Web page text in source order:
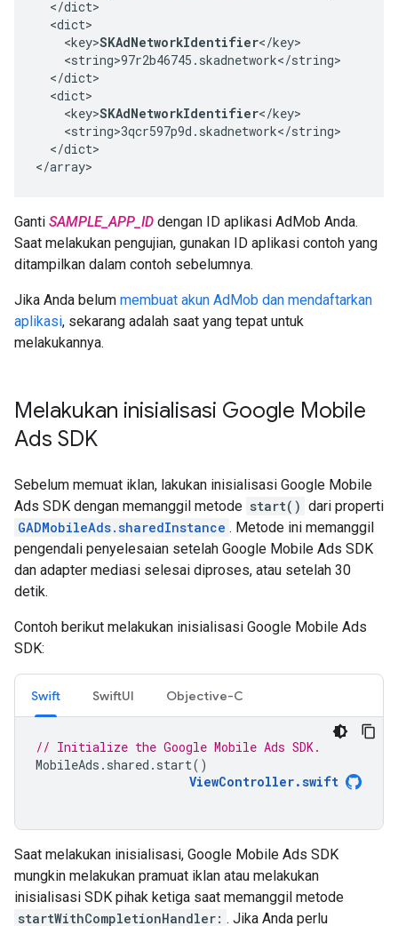
  </dict>
  <dict>
    <key>
SKAdNetworkIdentifier</key>
    <string>97r2b46745.skadnetwork</string>
  </dict>
  <dict>
    <key>
SKAdNetworkIdentifier</key>
    <string>3qcr597p9d.skadnetwork</string>
  </dict>
</array>
Ganti SAMPLE_APP_ID dengan ID aplikasi AdMob Anda.
Saat melakukan pengujian, gunakan ID aplikasi contoh yang
ditampilkan dalam contoh sebelumnya.
Jika Anda belum membuat akun AdMob dan mendaftarkan
aplikasi, sekarang adalah saat yang tepat untuk
melakukannya.
Melakukan inisialisasi Google Mobile
Ads SDK
Sebelum memuat iklan, lakukan inisialisasi Google Mobile
Ads SDK dengan memanggil metode start() dari properti
GADMobileAds.sharedInstance . Metode ini memanggil
pengendali penyelesaian setelah Google Mobile Ads SDK
dan adapter mediasi selesai diproses, atau setelah 30
detik.
Contoh berikut melakukan inisialisasi Google Mobile Ads
SDK:
Swift SwiftUI Objective-C
// Initialize the Google Mobile Ads SDK.
MobileAds . shared . start()
ViewController.swift
Saat melakukan inisialisasi, Google Mobile Ads SDK
mungkin melakukan pramuat iklan atau melakukan
inisialisasi SDK pihak ketiga saat memanggil metode
startWithCompletionHandler: . Jika Anda perlu